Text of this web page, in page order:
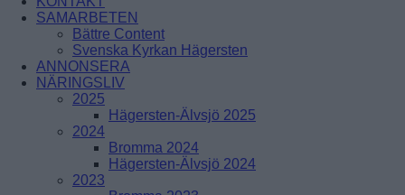
ÅRSTADAL
ÄLVSJÖ
SOLBERGA
BREDÄNG
SKÄRHOLMEN
SÄTRA
VÅRBERG
Enskede-Årsta-Vantör
BANDHAGEN
ENSKEDEFÄLTET
ENSKEDE GÅRD
SAMARBETEN
Bättre Content
Svenska Kyrkan Hägersten
ANNONSERA
NÄRINGSLIV
2025
Hägersten-Älvsjö 2025
2024
Bromma 2024
Hägersten-Älvsjö 2024
2023